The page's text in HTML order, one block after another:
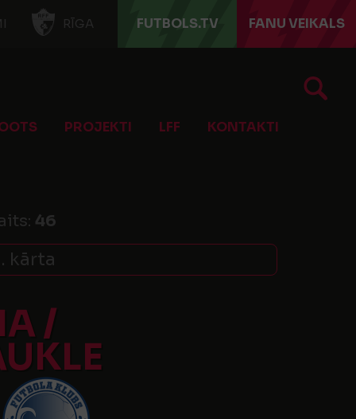
RĪGA FUTBOLS.TV FANU VEIKALS
PROJEKTI LFF KONTAKTI
46
kārta
/